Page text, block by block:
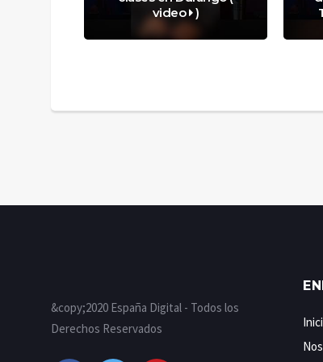
video )
&copy;2020 España Digital - Todos los
Derechos Reservados